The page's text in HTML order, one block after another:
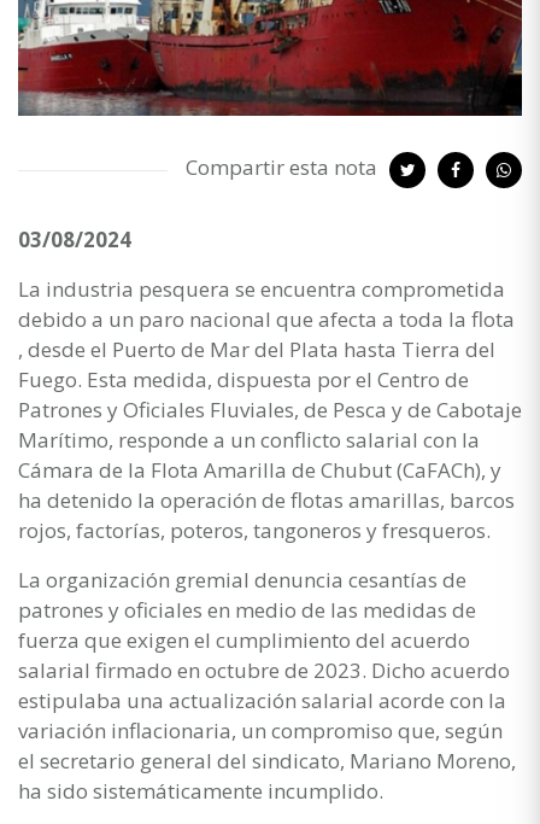
Compartir esta nota
03/08/2024
La industria pesquera se encuentra comprometida
debido a un paro nacional que afecta a toda la flota
, desde el Puerto de Mar del Plata hasta Tierra del
Fuego. Esta medida, dispuesta por el Centro de
Patrones y Oficiales Fluviales, de Pesca y de Cabotaje
Marítimo, responde a un conflicto salarial con la
Cámara de la Flota Amarilla de Chubut (CaFACh), y
ha detenido la operación de flotas amarillas, barcos
rojos, factorías, poteros, tangoneros y fresqueros.
La organización gremial denuncia cesantías de
patrones y oficiales en medio de las medidas de
fuerza que exigen el cumplimiento del acuerdo
salarial firmado en octubre de 2023. Dicho acuerdo
estipulaba una actualización salarial acorde con la
variación inflacionaria, un compromiso que, según
el secretario general del sindicato, Mariano Moreno,
ha sido sistemáticamente incumplido.